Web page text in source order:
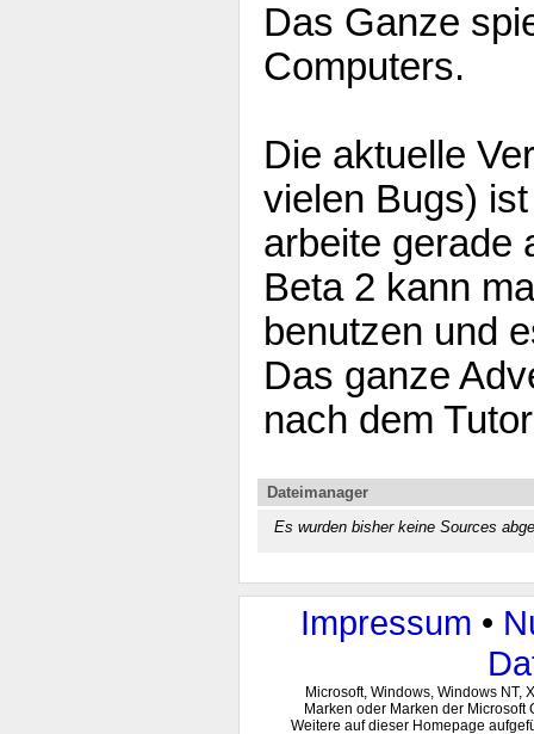
Das Ganze
Computers.
Die aktuelle
vielen Bugs)
arbeite gerade
Beta 2 kann
benutzen und
Das ganze
nach dem
Dateimanager
Es wurden bisher keine Sources
Impressum •
Microsoft, Windows, Windows NT,
Marken oder Marken der
Weitere auf dieser Homepage